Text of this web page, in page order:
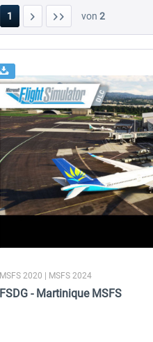
1 von 2
MSFS 2020 | MSFS 2024
FSDG - Martinique MSFS